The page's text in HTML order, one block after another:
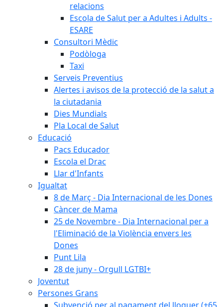
relacions
Escola de Salut per a Adultes i Adults -
ESARE
Consultori Mèdic
Podòloga
Taxi
Serveis Preventius
Alertes i avisos de la protecció de la salut a
la ciutadania
Dies Mundials
Pla Local de Salut
Educació
Pacs Educador
Escola el Drac
Llar d'Infants
Igualtat
8 de Març - Dia Internacional de les Dones
Càncer de Mama
25 de Novembre - Dia Internacional per a
l'Eliminació de la Violència envers les
Dones
Punt Lila
28 de juny - Orgull LGTBI+
Joventut
Persones Grans